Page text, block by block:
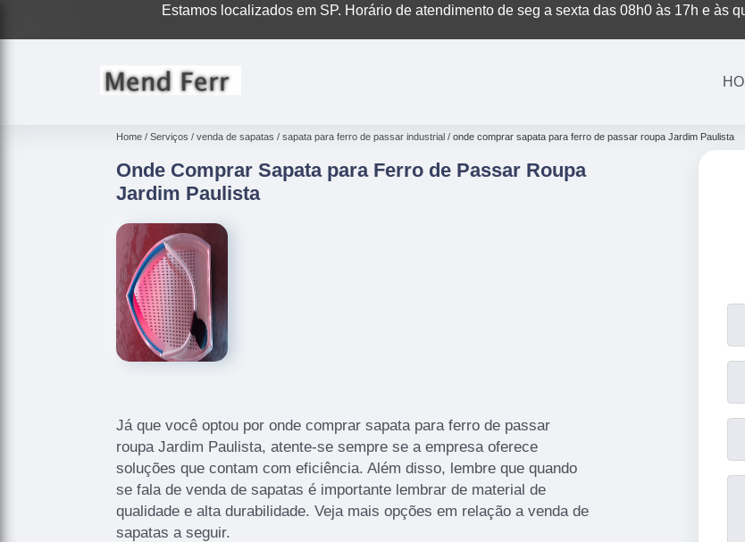
Estamos localizados em SP. Horário de atendimento de seg a sexta das 08h0 às 17h e às
(11)
Home Serviços venda de sapatas sapata para ferro de passar industrial onde comprar sapata para ferro de passar roupa Jardim Paulista
Onde Comprar Sapata para Ferro de Passar Roupa
Jardim Paulista
Já que você optou por onde comprar sapata para ferro de passar
roupa Jardim Paulista, atente-se sempre se a empresa oferece
soluções que contam com eficiência. Além disso, lembre que quando
se fala de venda de sapatas é importante lembrar de material de
qualidade e alta durabilidade. Veja mais opções em relação a venda de
sapatas a seguir.